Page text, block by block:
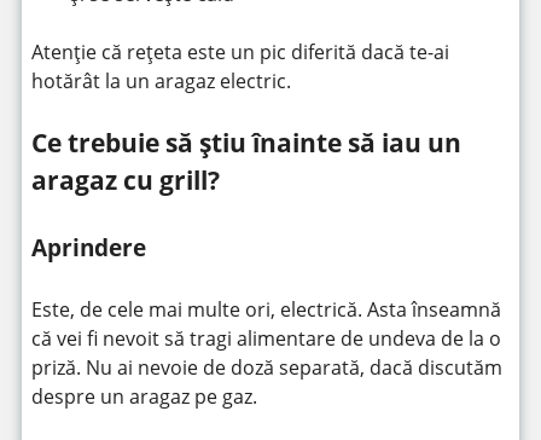
Atenție că rețeta este un pic diferită dacă te-ai
hotărât la un aragaz electric.
Ce trebuie să știu înainte să iau un
aragaz cu grill?
Aprindere
Este, de cele mai multe ori, electrică. Asta înseamnă
că vei fi nevoit să tragi alimentare de undeva de la o
priză. Nu ai nevoie de doză separată, dacă discutăm
despre un aragaz pe gaz.